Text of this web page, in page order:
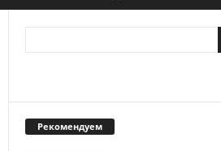
Рекомендуем